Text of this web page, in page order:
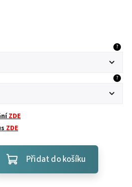
?
?
ZDE
ZDE
Přidat do košíku